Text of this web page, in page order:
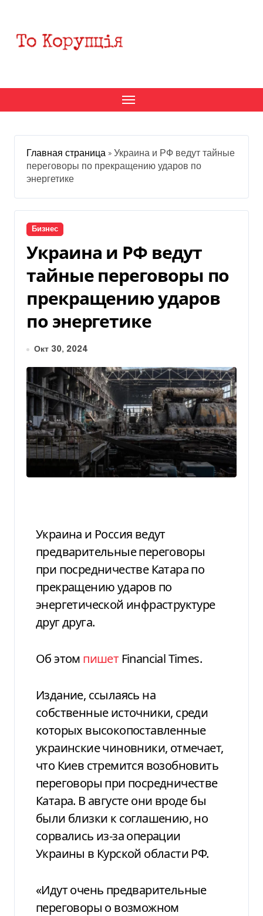
содержанию
Главная страница » Украина и РФ ведут тайные
переговоры по прекращению ударов по
энергетике
Бизнес
Украина и РФ ведут
тайные переговоры по
прекращению ударов
по энергетике
Окт 30, 2024
Украина и Россия ведут
предварительные переговоры
при посредничестве Катара по
прекращению ударов по
энергетической инфраструктуре
друг друга.
Об этом пишет Financial Times.
Издание, ссылаясь на
собственные источники, среди
которых высокопоставленные
украинские чиновники, отмечает,
что Киев стремится возобновить
переговоры при посредничестве
Катара. В августе они вроде бы
были близки к соглашению, но
сорвались из-за операции
Украины в Курской области РФ.
«Идут очень предварительные
переговоры о возможном